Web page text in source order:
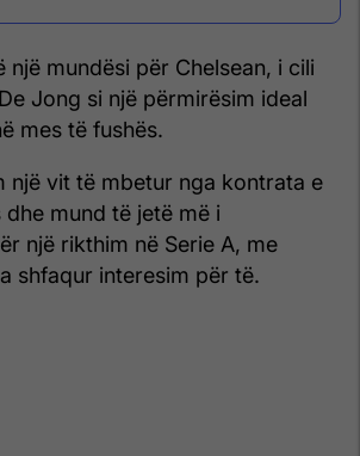
një mundësi për Chelsean, i cili
Jong si një përmirësim ideal
mes të fushës.
një vit të mbetur nga kontrata e
dhe mund të jetë më i
një rikthim në Serie A, me
shfaqur interesim për të.